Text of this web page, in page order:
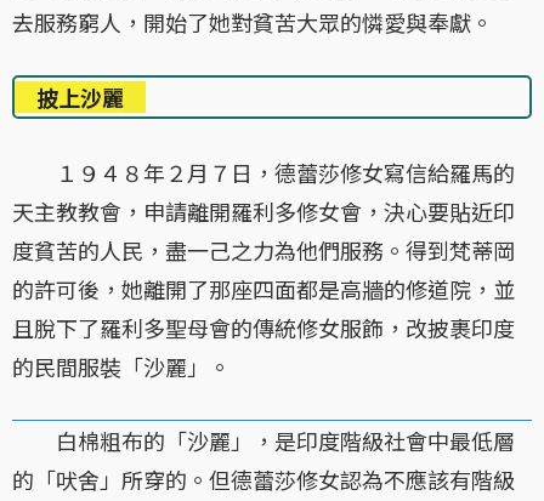
去服務窮人，開始了她對貧苦大眾的憐愛與奉獻。
披上沙麗
１９４８年２月７日，德蕾莎修女寫信給羅馬的
天主教教會，申請離開羅利多修女會，決心要貼近印
度貧苦的人民，盡一己之力為他們服務。得到梵蒂岡
的許可後，她離開了那座四面都是高牆的修道院，並
且脫下了羅利多聖母會的傳統修女服飾，改披裹印度
的民間服裝「沙麗」。
白棉粗布的「沙麗」，是印度階級社會中最低層
的「吠舍」所穿的。但德蕾莎修女認為不應該有階級